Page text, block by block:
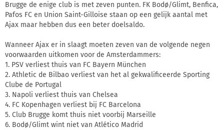
Brugge de enige club is met zeven punten. FK Bodø/Glimt, Benfica,
Pafos FC en Union Saint-Gilloise staan op een gelijk aantal met
Ajax maar hebben dus een beter doelsaldo.
Wanneer Ajax er in slaagt moeten zeven van de volgende negen
voorwaarden uitkomen voor de Amsterdammers:
1. PSV verliest thuis van FC Bayern München
2. Athletic de Bilbao verliest van het al gekwalificeerde Sporting
Clube de Portugal
3. Napoli verliest thuis van Chelsea
4. FC Kopenhagen verliest bij FC Barcelona
5. Club Brugge komt thuis niet voorbij Marseille
6. Bodø/Glimt wint niet van Atlético Madrid